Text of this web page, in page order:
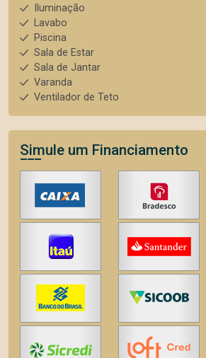
Iluminação
Lavabo
Piscina
Sala de Estar
Sala de Jantar
Varanda
Ventilador de Teto
Simule um Financiamento